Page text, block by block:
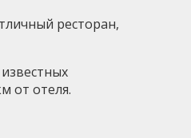
ресторан,
от отеля.